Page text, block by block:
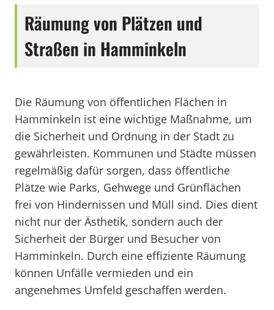
Räumung von Plätzen und
Straßen in Hamminkeln
Die Räumung von öffentlichen Flächen in
Hamminkeln ist eine wichtige Maßnahme, um
die Sicherheit und Ordnung in der Stadt zu
gewährleisten. Kommunen und Städte müssen
regelmäßig dafür sorgen, dass öffentliche
Plätze wie Parks, Gehwege und Grünflächen
frei von Hindernissen und Müll sind. Dies dient
nicht nur der Ästhetik, sondern auch der
Sicherheit der Bürger und Besucher von
Hamminkeln. Durch eine effiziente Räumung
können Unfälle vermieden und ein
angenehmes Umfeld geschaffen werden.